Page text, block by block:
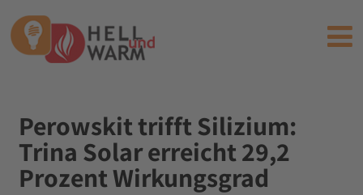
Perowskit trifft Silizium:
Trina Solar erreicht 29,2
Prozent Wirkungsgrad